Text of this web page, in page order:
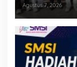
Agustus 7, 2026